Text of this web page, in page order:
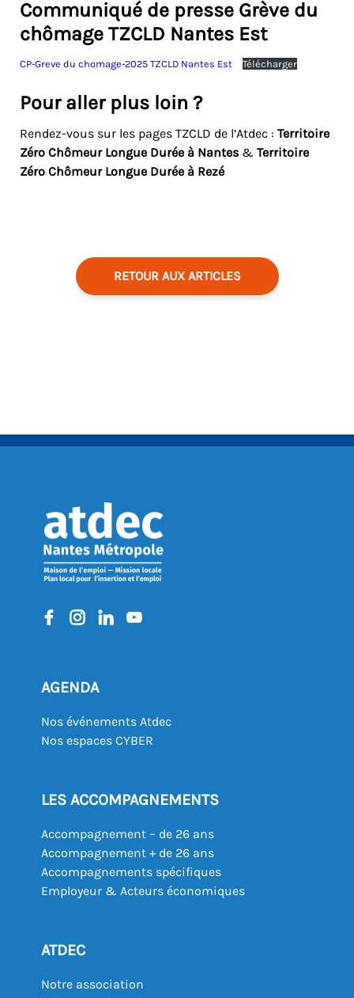
Communiqué de presse Grève du
chômage TZCLD Nantes Est
CP-Greve du chomage-2025 TZCLD Nantes Est Télécharger
Pour aller plus loin ?
Rendez-vous sur les pages TZCLD de l’Atdec : Territoire
Zéro Chômeur Longue Durée à Nantes & Territoire
Zéro Chômeur Longue Durée à Rezé
RETOUR AUX ARTICLES
AGENDA
Nos événements Atdec
Nos espaces CYBER
LES ACCOMPAGNEMENTS
Accompagnement – de 26 ans
Accompagnement + de 26 ans
Accompagnements spécifiques
Employeur & Acteurs économiques
ATDEC
Notre association